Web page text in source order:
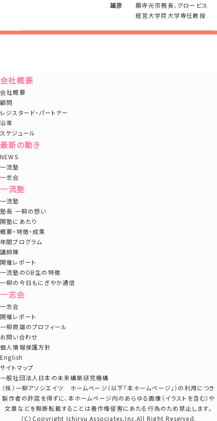
雄彦
願寺元宗務長、グロービス
経営大学院大学専任教授
会社概要
会社概要
顧問
レジスタード・パートナー
沿革
スケジュール
最新の動き
NEWS
一流塾
一志会
一流塾
一流塾
塾長 一柳の想い
開塾にあたり
概要・特徴・成果
年間プログラム
講師陣
開催レポート
一流塾のOB生の特徴
一柳の今日もにぎやか通信
一志会
一志会
開催レポート
一柳良雄のプロフィール
お問い合わせ
個人情報保護方針
English
サイトマップ
一般社団法人日本の未来構築研究機構
（株）一柳アソシエイツ ホームページ（以下「本ホームページ」）の利用につき
製作者の許諾を得ずに、本ホームページ内のあらゆる画像（イラストを含む）や
文章などを無断転載することは著作権侵害にあたる行為のため禁止します。
（C）Copyright Ichiryu Associates,Inc.All Right Reserved.